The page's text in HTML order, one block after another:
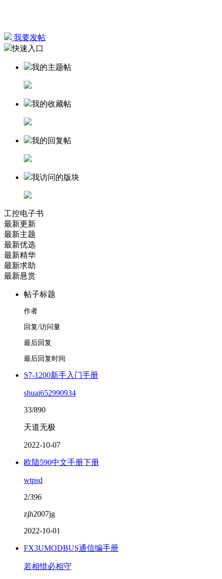
我要发帖
快速入口
我的主题帖
我的收藏帖
我的回复帖
我访问的版块
工控电子书
最新更新
最新主题
最新优选
最新精华
最新求助
最新悬赏
帖子标题
作者
回复/访问量
最后回复
最后回复时间
S7-1200新手入门手册
shuai652990934
33/890
天道无极
2022-10-07
欧陆590中文手册下册
wtpsd
2/396
zjh2007jg
2022-10-01
FX3UMODBUS通信编手册
若相惜必相守